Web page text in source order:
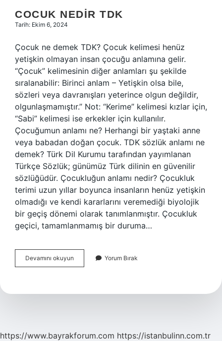
COCUK NEDIR TDK
Tarih: Ekim 6, 2024
Çocuk ne demek TDK? Çocuk kelimesi henüz
yetişkin olmayan insan çocuğu anlamına gelir.
“Çocuk” kelimesinin diğer anlamları şu şekilde
sıralanabilir: Birinci anlam – Yetişkin olsa bile,
sözleri veya davranışları yeterince olgun değildir,
olgunlaşmamıştır.” Not: “Kerime” kelimesi kızlar için,
“Sabi” kelimesi ise erkekler için kullanılır.
Çocuğumun anlamı ne? Herhangi bir yaştaki anne
veya babadan doğan çocuk. TDK sözlük anlamı ne
demek? Türk Dil Kurumu tarafından yayımlanan
Türkçe Sözlük; günümüz Türk dilinin en güvenilir
sözlüğüdür. Çocukluğun anlamı nedir? Çocukluk
terimi uzun yıllar boyunca insanların henüz yetişkin
olmadığı ve kendi kararlarını veremediği biyolojik
bir geçiş dönemi olarak tanımlanmıştır. Çocukluk
geçici, tamamlanmamış bir duruma…
Devamını okuyun
Nedir
Yorum Bırak
https://www.bayrakforum.com https://istanbulinn.com.tr